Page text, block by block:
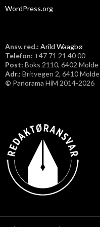
WordPress.org
Ansv. red.: Arild Waagbø
Telefon: ​+47 71 21 40 00
Post: Boks 2110, 6402 Molde
Adr.: Britvegen 2, 6410 Molde
© Panorama HiM 2014-2026